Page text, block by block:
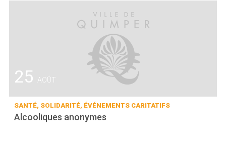
25 AOÛT
SANTÉ, SOLIDARITÉ, ÉVÉNEMENTS CARITATIFS
Alcooliques anonymes